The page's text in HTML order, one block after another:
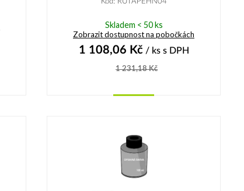
Skladem < 50 ks
Zobrazit dostupnost na pobočkách
1 108,06 Kč/ ks s DPH
1 231,18Kč